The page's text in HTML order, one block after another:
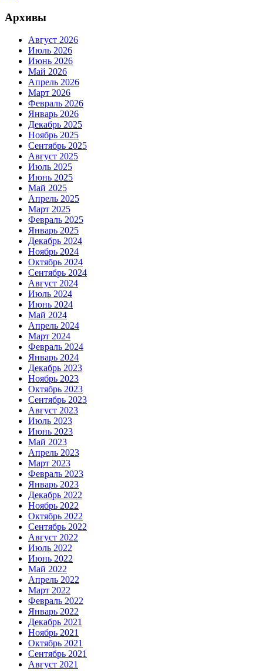
Архивы
Август 2026
Июль 2026
Июнь 2026
Май 2026
Апрель 2026
Март 2026
Февраль 2026
Январь 2026
Декабрь 2025
Ноябрь 2025
Сентябрь 2025
Август 2025
Июль 2025
Июнь 2025
Май 2025
Апрель 2025
Март 2025
Февраль 2025
Январь 2025
Декабрь 2024
Ноябрь 2024
Октябрь 2024
Сентябрь 2024
Август 2024
Июль 2024
Июнь 2024
Май 2024
Апрель 2024
Март 2024
Февраль 2024
Январь 2024
Декабрь 2023
Ноябрь 2023
Октябрь 2023
Сентябрь 2023
Август 2023
Июль 2023
Июнь 2023
Май 2023
Апрель 2023
Март 2023
Февраль 2023
Январь 2023
Декабрь 2022
Ноябрь 2022
Октябрь 2022
Сентябрь 2022
Август 2022
Июль 2022
Июнь 2022
Май 2022
Апрель 2022
Март 2022
Февраль 2022
Январь 2022
Декабрь 2021
Ноябрь 2021
Октябрь 2021
Сентябрь 2021
Август 2021